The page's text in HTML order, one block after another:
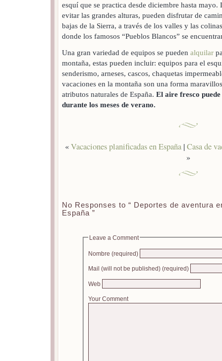
esquí que se practica desde diciembre hasta
evitar las grandes alturas, pueden disfrutar de
bajas de la Sierra, a través de los valles y las
donde los famosos “Pueblos Blancos” se
Una gran variedad de equipos se pueden alquilar
montaña, estas pueden incluir: equipos para el
senderismo, arneses, cascos, chaquetas
vacaciones en la montaña son una forma
atributos naturales de España. El aire fresco
durante los meses de verano.
«Vacaciones planificadas en España|Casa de
»
No Responses to “ Deportes de aventura
España ”
Leave a Comment
Nombre (required)
Mail (will not be published) (required)
Web
Your Comment